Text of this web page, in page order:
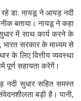
रहे डा. नायडू ने आयड़ नदी
बताया। नायडू ने कहा
में साथ कार्य करने के
भारत सरकार के माध्यम से
के लिए वित्तीय व्यवस्था
पूर्ण सहायता करेगें।
नदी सुधार सहित समस्त
बड़ी है। पानी,